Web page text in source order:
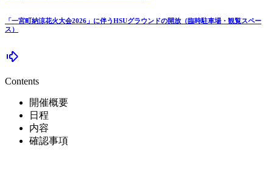
「一宮町納涼花火大会2026」に伴うHSUグラウンドの開放（臨時駐車場・観覧スペー
ス）
Contents
開催概要
日程
内容
確認事項